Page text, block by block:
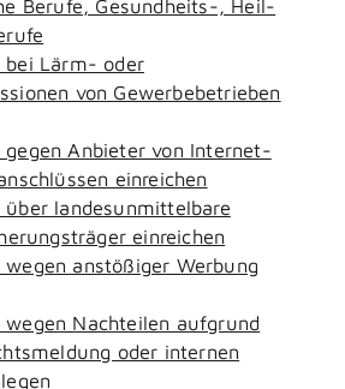
Berufe, Gesundheits-, Heil-
bei Lärm- oder
von Gewerbebetrieben
gegen Anbieter von Internet-
einreichen
über landesunmittelbare
einreichen
wegen anstößiger Werbung
wegen Nachteilen aufgrund
oder internen